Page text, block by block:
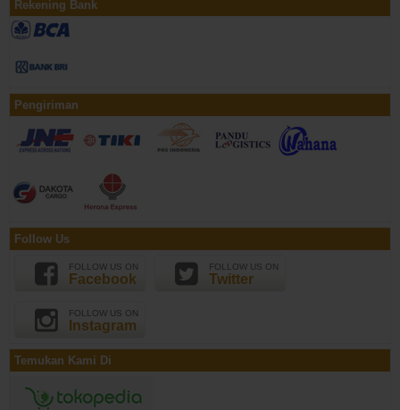
Rekening Bank
Pengiriman
Follow Us
FOLLOW US ON
Facebook
FOLLOW US ON
Twitter
FOLLOW US ON
Instagram
Temukan Kami Di